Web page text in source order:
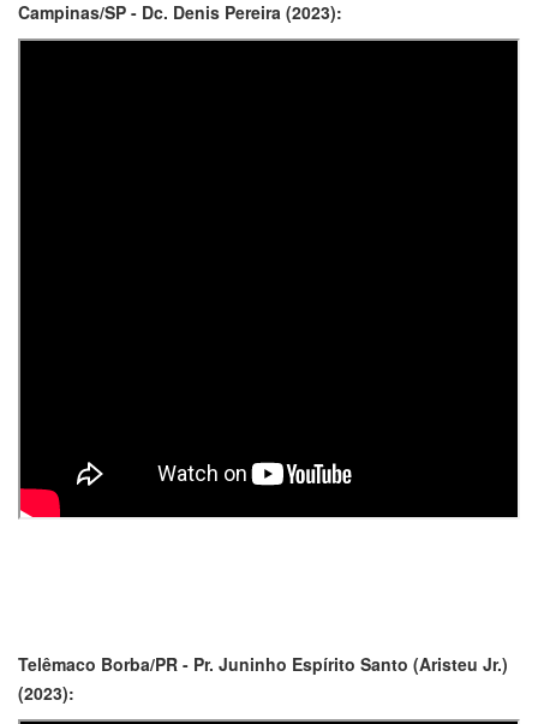
Campinas/SP - Dc. Denis Pereira (2023):
Telêmaco Borba/PR - Pr. Juninho Espírito Santo (Aristeu Jr.)
(2023):